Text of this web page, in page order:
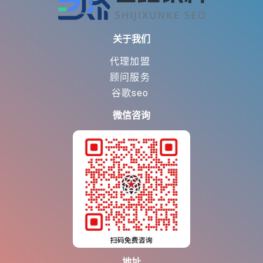
关于我们
代理加盟
顾问服务
谷歌seo
微信咨询